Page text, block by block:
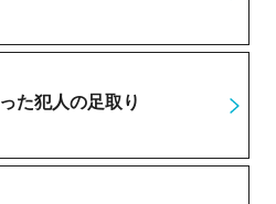
た犯人の足取り